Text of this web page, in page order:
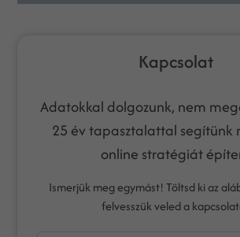
Kapcsolat
Adatokkal dolgozunk, nem
25 év tapasztalattal segítünk
online stratégiát
Ismerjük meg egymást! Töltsd ki az
felvesszük veled a